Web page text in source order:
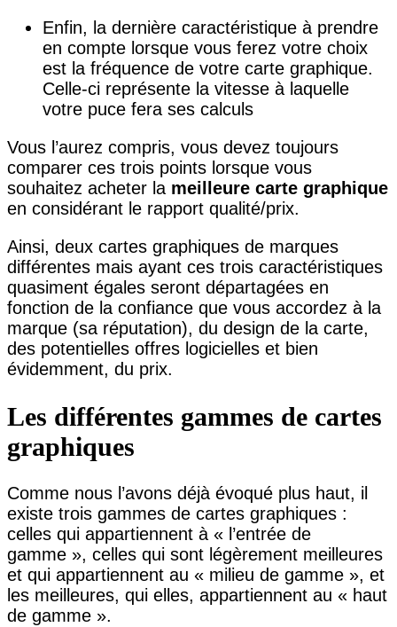
Enfin, la dernière caractéristique à prendre
en compte lorsque vous ferez votre choix
est la fréquence de votre carte graphique.
Celle-ci représente la vitesse à laquelle
votre puce fera ses calculs
Vous l’aurez compris, vous devez toujours
comparer ces trois points lorsque vous
souhaitez acheter la meilleure carte graphique
en considérant le rapport qualité/prix.
Ainsi, deux cartes graphiques de marques
différentes mais ayant ces trois caractéristiques
quasiment égales seront départagées en
fonction de la confiance que vous accordez à la
marque (sa réputation), du design de la carte,
des potentielles offres logicielles et bien
évidemment, du prix.
Les différentes gammes de cartes
graphiques
Comme nous l’avons déjà évoqué plus haut, il
existe trois gammes de cartes graphiques :
celles qui appartiennent à « l’entrée de
gamme », celles qui sont légèrement meilleures
et qui appartiennent au « milieu de gamme », et
les meilleures, qui elles, appartiennent au « haut
de gamme ».